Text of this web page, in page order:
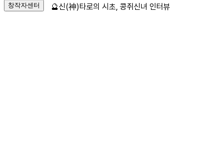
창작자센터 🔮신(神)타로의 시초, 콩쥐신녀 인터뷰